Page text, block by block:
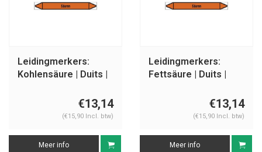
Leidingmerkers:
Kohlensäure | Duits |
€13,14
(€15,90 Incl. btw)
Meer info
Leidingmerkers:
Fettsäure | Duits |
€13,14
(€15,90 Incl. btw)
Meer info